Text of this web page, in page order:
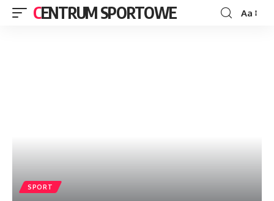
CENTRUM SPORTOWE Aa
SPORT